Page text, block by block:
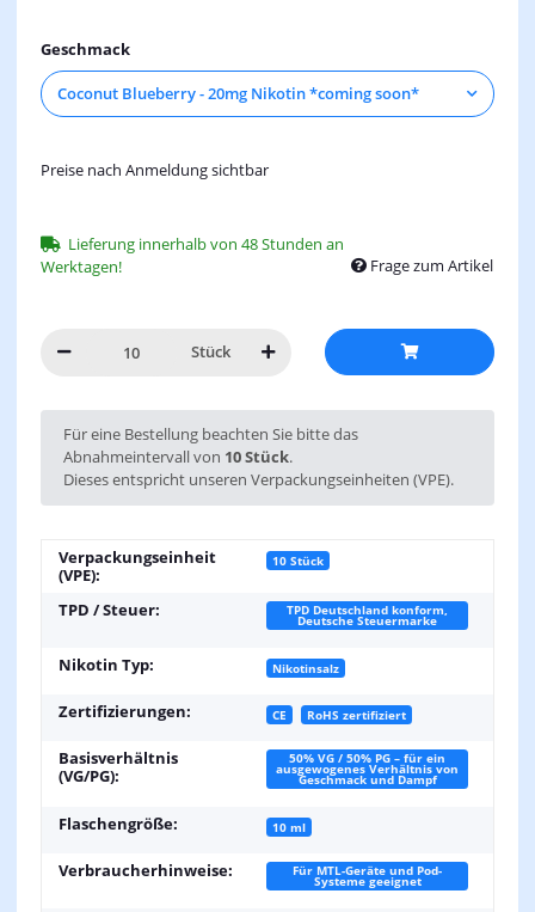
Geschmack
Coconut Blueberry - 20mg Nikotin *coming soon*
Preise nach Anmeldung sichtbar
Lieferung innerhalb von 48 Stunden an
Werktagen!
Frage zum Artikel
Stück
x
Für eine Bestellung beachten Sie bitte das
Abnahmeintervall von 10 Stück.
Dieses entspricht unseren Verpackungseinheiten (VPE).
Verpackungseinheit
(VPE):
10 Stück
TPD / Steuer: TPD Deutschland konform,
Deutsche Steuermarke
Nikotin Typ: Nikotinsalz
Zertifizierungen: CE RoHS zertifiziert
Basisverhältnis
(VG/PG):
50% VG / 50% PG – für ein
ausgewogenes Verhältnis von
Geschmack und Dampf
Flaschengröße: 10 ml
Verbraucherhinweise: Für MTL-Geräte und Pod-
Systeme geeignet